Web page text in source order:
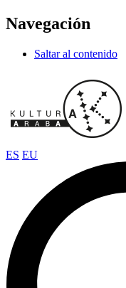
Navegación
Saltar al contenido
ES EU